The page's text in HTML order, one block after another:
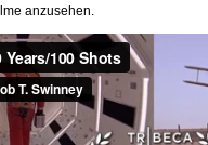
anzusehen.